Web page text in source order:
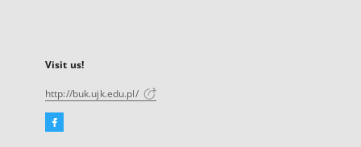
Visit us!
http://buk.ujk.edu.pl/
Facebook